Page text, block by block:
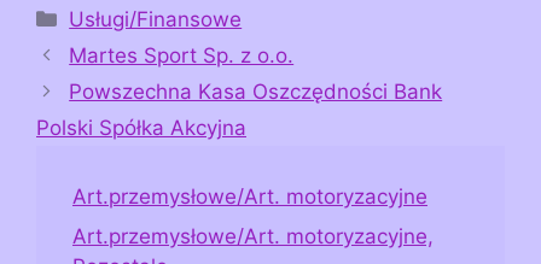
Kategorie
Usługi/Finansowe
Martes Sport Sp. z o.o.
Powszechna Kasa Oszczędności Bank
Polski Spółka Akcyjna
Art.przemysłowe/Art. motoryzacyjne
Art.przemysłowe/Art. motoryzacyjne,